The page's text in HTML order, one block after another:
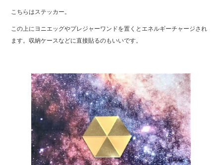
こちらはステッカー。
この上にヨニエッグやプレジャーワンドを置くとエネルギーチャージされ
ます。収納ケースなどに直接貼るのもいいです。